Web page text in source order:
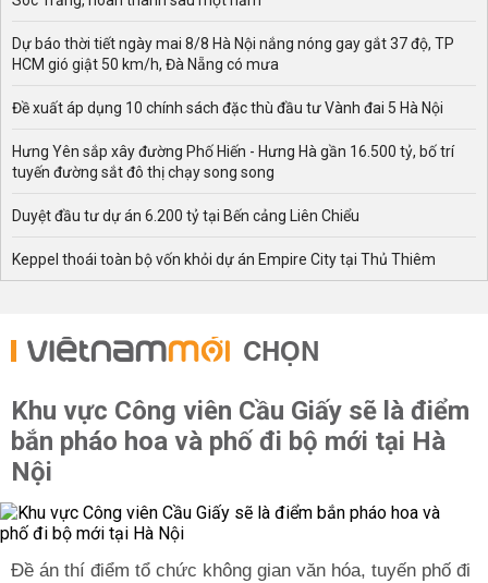
Dự báo thời tiết ngày mai 8/8 Hà Nội nắng nóng gay gắt 37 độ, TP
HCM gió giật 50 km/h, Đà Nẵng có mưa
Đề xuất áp dụng 10 chính sách đặc thù đầu tư Vành đai 5 Hà Nội
Hưng Yên sắp xây đường Phố Hiến - Hưng Hà gần 16.500 tỷ, bố trí
tuyến đường sắt đô thị chạy song song
Duyệt đầu tư dự án 6.200 tỷ tại Bến cảng Liên Chiểu
Keppel thoái toàn bộ vốn khỏi dự án Empire City tại Thủ Thiêm
CHỌN
Khu vực Công viên Cầu Giấy sẽ là điểm
bắn pháo hoa và phố đi bộ mới tại Hà
Nội
Đề án thí điểm tổ chức không gian văn hóa, tuyến phố đi